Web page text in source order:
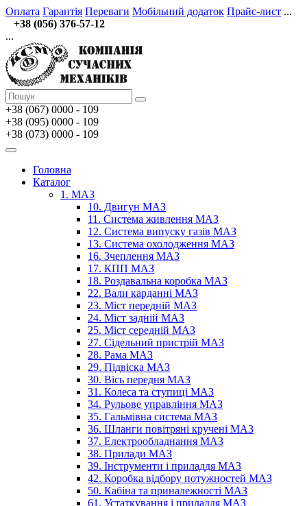
Оплата Гарантія Переваги Мобільний додаток Прайс-лист ...
+38 (056) 376-57-12
...
+38 (067) 0000 - 109
+38 (095) 0000 - 109
+38 (073) 0000 - 109
Головна
Каталог
1. МАЗ
10. Двигун МАЗ
11. Система живлення МАЗ
12. Система випуску газів МАЗ
13. Система охолодження МАЗ
16. Зчеплення МАЗ
17. КПП МАЗ
18. Роздавальна коробка МАЗ
22. Вали карданні МАЗ
23. Міст передній МАЗ
24. Міст задній МАЗ
25. Міст середній МАЗ
27. Сідельний пристрій МАЗ
28. Рама МАЗ
29. Підвіска МАЗ
30. Вісь передня МАЗ
31. Колеса та ступиці МАЗ
34. Рульове управління МАЗ
35. Гальмівна система МАЗ
36. Шланги повітряні кручені МАЗ
37. Електрообладнання МАЗ
38. Прилади МАЗ
39. Інструменти і приладдя МАЗ
42. Коробка відбору потужностей МАЗ
50. Кабіна та приналежності МАЗ
61. Устаткування і приладдя МАЗ